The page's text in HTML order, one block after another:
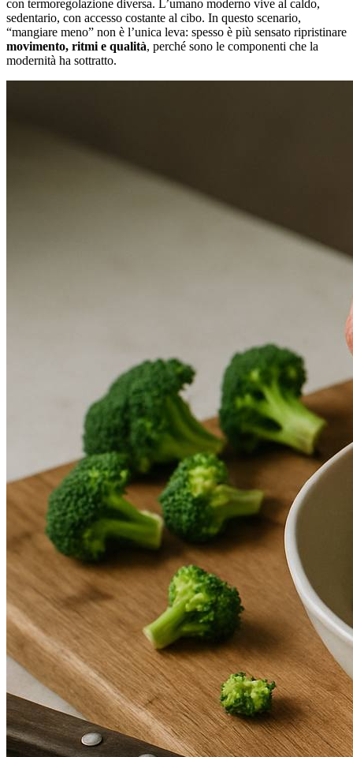
con termoregolazione diversa. L’umano moderno vive al caldo,
sedentario, con accesso costante al cibo. In questo scenario,
“mangiare meno” non è l’unica leva: spesso è più sensato ripristinare
movimento, ritmi e qualità, perché sono le componenti che la
modernità ha sottratto.